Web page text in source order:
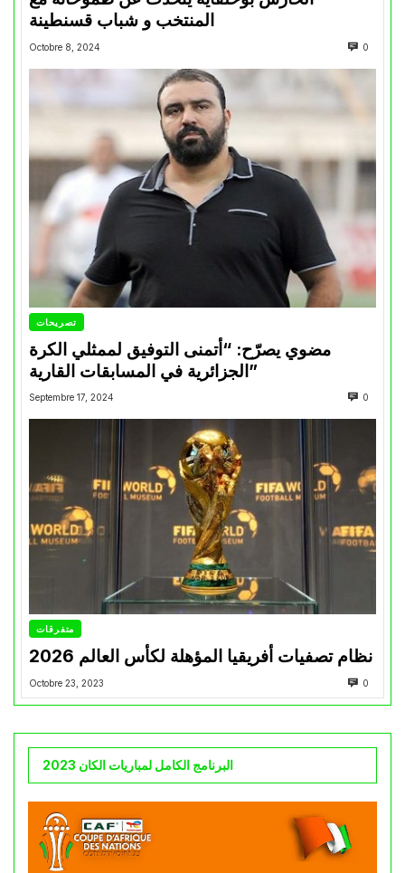
المنتخب و شباب قسنطينة
Octobre 8, 2024 0
تصريحات
مضوي يصرّح: “أتمنى التوفيق لممثلي الكرة
الجزائرية في المسابقات القارية”
Septembre 17, 2024 0
متفرقات
نظام تصفيات أفريقيا المؤهلة لكأس العالم 2026
Octobre 23, 2023 0
البرنامج الكامل لمباريات الكان 2023